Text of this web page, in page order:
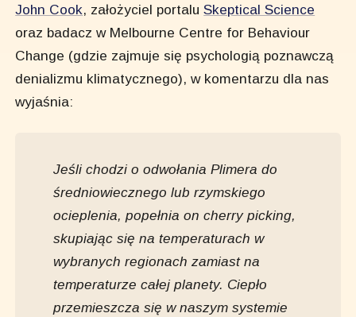
John Cook, założyciel portaluSkeptical Science
oraz badacz w Melbourne Centre for Behaviour
Change (gdzie zajmuje się psychologią poznawczą
denializmu klimatycznego), w komentarzu dla nas
wyjaśnia:
Jeśli chodzi o odwołania Plimera do
średniowiecznego lub rzymskiego
ocieplenia, popełnia oncherry picking,
skupiając się na temperaturach w
wybranych regionach zamiast na
temperaturze całej planety. Ciepło
przemieszcza się w naszym systemie